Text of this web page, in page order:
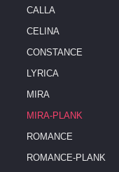
CALLA
CELINA
CONSTANCE
LYRICA
MIRA
MIRA-PLANK
ROMANCE
ROMANCE-PLANK